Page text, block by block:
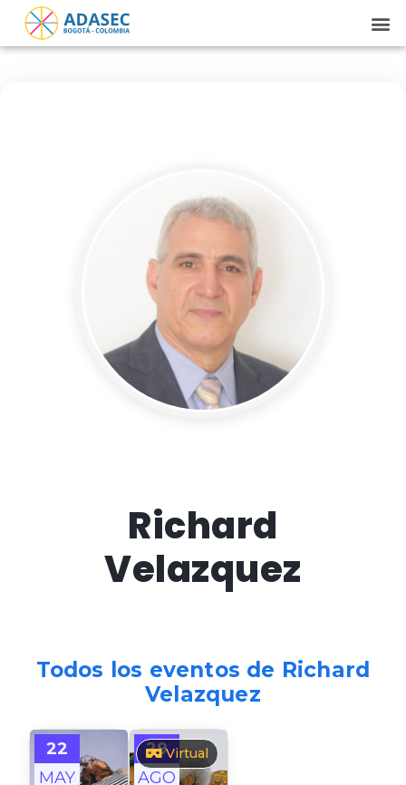
Richard
Velazquez
Todos los eventos de Richard
Velazquez
22
MAY
29
AGO
Virtual